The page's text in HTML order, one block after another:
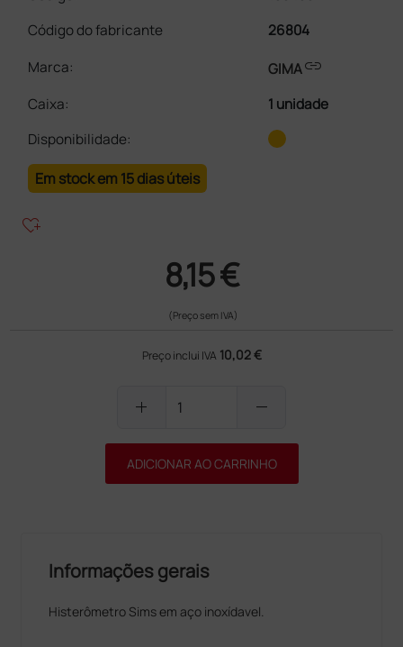
Código do fabricante
26804
Marca:
GIMAlink
Caixa:
1 unidade
Disponibilidade:
Em stock em 15 dias úteis
heart_plus
8,15 €
(Preço sem IVA)
Preço inclui IVA 10,02 €
add remove
ADICIONAR AO CARRINHO
Informações gerais
Histerômetro Sims em aço inoxídavel.